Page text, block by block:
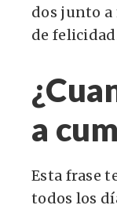
dos junto a
de
a
Esta frase
todos los